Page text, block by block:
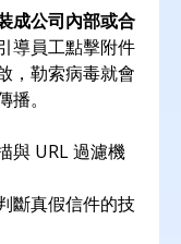
成公司內部或合
導員工點擊附件
，勒索病毒就會
。
與 URL 過濾機
斷真假信件的技